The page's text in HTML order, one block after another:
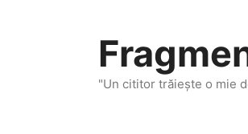
"Un cititor trăieşte o mie